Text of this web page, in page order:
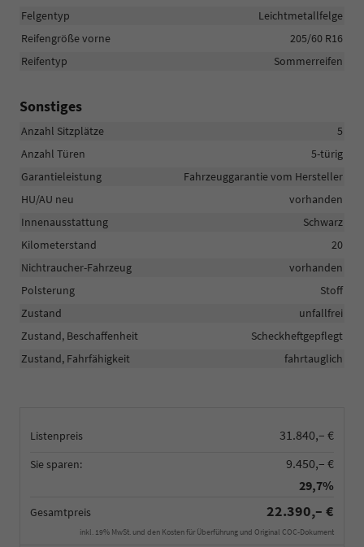
Listenpreis 31.840,– €
Sie sparen:
9.450,– €
29,7%
Gesamtpreis 22.390,– €
inkl. 19% MwSt. und den Kosten für Überführung und Original COC-Dokument
Felgentyp
Leichtmetallfelge
Reifengröße vorne
205/60 R16
Reifentyp
Sommerreifen
Sonstiges
Anzahl Sitzplätze
5
Anzahl Türen
5-türig
Garantieleistung
Fahrzeuggarantie vom Hersteller
HU/AU neu
vorhanden
Innenausstattung
Schwarz
Kilometerstand
20
Nichtraucher-Fahrzeug
vorhanden
Polsterung
Stoff
Zustand
unfallfrei
Zustand, Beschaffenheit
Scheckheftgepflegt
Zustand, Fahrfähigkeit
fahrtauglich